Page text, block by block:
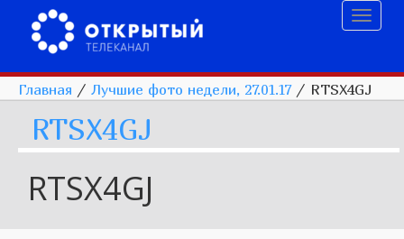
Главная / Лучшие фото недели, 27.01.17/ RTSX4GJ
RTSX4GJ
RTSX4GJ